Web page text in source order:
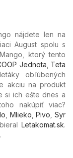
nájdete len na
August spolu s
ktorý tento
Jednota Teta
obľúbených
akciu na produkt
si ich ešte dnes a
nakúpiť viac?
Mlieko ,Pivo ,Syr
Letakomat.sk.